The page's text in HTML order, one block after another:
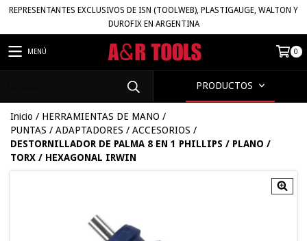
REPRESENTANTES EXCLUSIVOS DE ISN (TOOLWEB), PLASTIGAUGE, WALTON Y
DUROFIX EN ARGENTINA
MENÚ 0
PRODUCTOS
Inicio / HERRAMIENTAS DE MANO /
PUNTAS / ADAPTADORES / ACCESORIOS /
DESTORNILLADOR DE PALMA 8 EN 1 PHILLIPS / PLANO /
TORX / HEXAGONAL IRWIN